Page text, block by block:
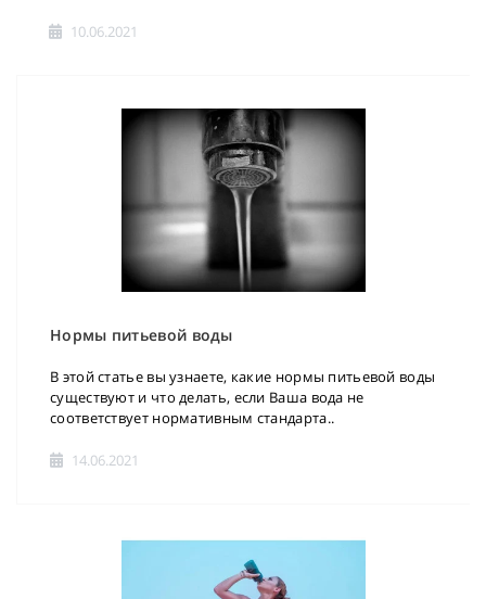
10.06.2021
Нормы питьевой воды
В этой статье вы узнаете, какие нормы питьевой воды
существуют и что делать, если Ваша вода не
соответствует нормативным стандарта..
14.06.2021